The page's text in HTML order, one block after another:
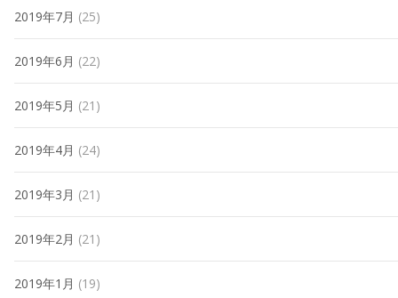
2019年7月 (25)
2019年6月 (22)
2019年5月 (21)
2019年4月 (24)
2019年3月 (21)
2019年2月 (21)
2019年1月 (19)